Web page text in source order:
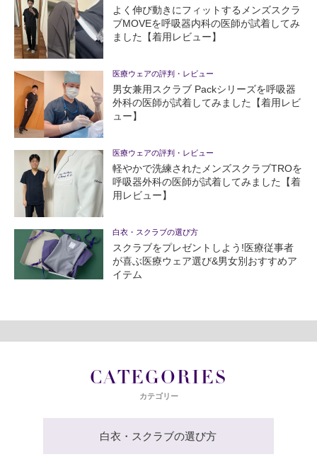
よく伸び動きにフィットするメンズスクラ
ブMOVEを呼吸器内科の医師が試着してみ
ました【着用レビュー】
医療ウェアの評判・レビュー
男女兼用スクラブ Packシリーズを呼吸器
外科の医師が試着してみました【着用レビ
ュー】
医療ウェアの評判・レビュー
軽やかで洗練されたメンズスクラブTROを
呼吸器外科の医師が試着してみました【着
用レビュー】
白衣・スクラブの選び方
スクラブをプレゼントしよう!医療従事者
が喜ぶ医療ウェア選び&男女別おすすめア
イテム
CATEGORIES
カテゴリー
白衣・スクラブの選び方